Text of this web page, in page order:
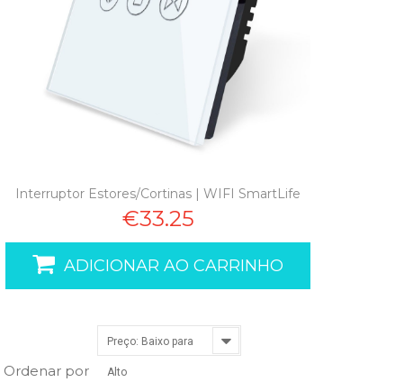
Interruptor Estores/Cortinas | WIFI SmartLife
€33.25
ADICIONAR AO CARRINHO
Ordenar por
Preço: Baixo para
Alto